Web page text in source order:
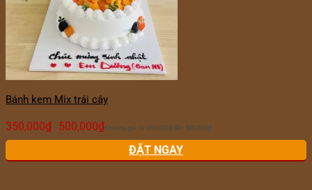
Bánh kem Mix trái cây
350,000₫ – 500,000₫ Khoảng giá: từ 350,000₫ đến 500,000₫
ĐẶT NGAY